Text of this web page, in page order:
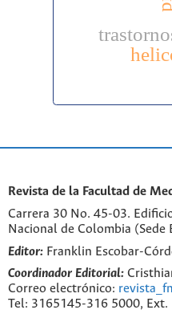
Revista de la Facultad de
Carrera 30 No. 45-03.
Nacional de Colombia
Editor: Franklin Escobar-
Coordinador Editorial:
Correo electrónico:
Tel: 3165145-316 5000, Ext.